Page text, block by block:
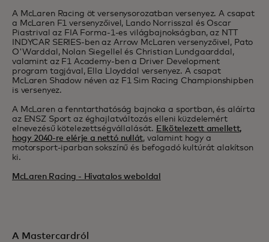
A McLaren Racing öt versenysorozatban versenyez. A csapat
a McLaren F1 versenyzőivel, Lando Norrisszal és Oscar
Piastrival az FIA Forma-1-es világbajnokságban, az NTT
INDYCAR SERIES-ben az Arrow McLaren versenyzőivel, Pato
O'Warddal, Nolan Siegellel és Christian Lundgaarddal,
valamint az F1 Academy-ben a Driver Development
program tagjával, Ella Lloyddal versenyez. A csapat
McLaren Shadow néven az F1 Sim Racing Championshipben
is versenyez.
A McLaren a fenntarthatóság bajnoka a sportban, és aláírta
az ENSZ Sport az éghajlatváltozás elleni küzdelemért
elnevezésű kötelezettségvállalását. Elkötelezett amellett,
hogy 2040-re elérje a nettó nullát, valamint hogy a
motorsport-iparban sokszínű és befogadó kultúrát alakítson
ki.
McLaren Racing - Hivatalos weboldal
A Mastercardról